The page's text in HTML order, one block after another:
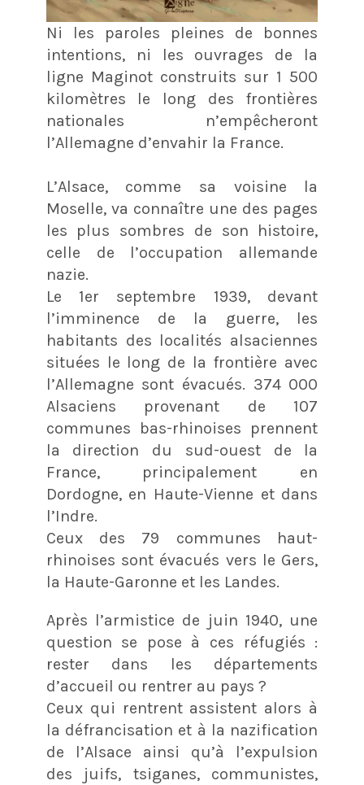
Ni les paroles pleines de bonnes
intentions, ni les ouvrages de la
ligne Maginot construits sur 1 500
kilomètres le long des frontières
nationales n’empêcheront
l’Allemagne d’envahir la France.
L’Alsace, comme sa voisine la
Moselle, va connaître une des pages
les plus sombres de son histoire,
celle de l’occupation allemande
nazie.
Le 1er septembre 1939, devant
l’imminence de la guerre, les
habitants des localités alsaciennes
situées le long de la frontière avec
l’Allemagne sont évacués. 374 000
Alsaciens provenant de 107
communes bas-rhinoises prennent
la direction du sud-ouest de la
France, principalement en
Dordogne, en Haute-Vienne et dans
l’Indre.
Ceux des 79 communes haut-
rhinoises sont évacués vers le Gers,
la Haute-Garonne et les Landes.
Après l’armistice de juin 1940, une
question se pose à ces réfugiés :
rester dans les départements
d’accueil ou rentrer au pays ?
Ceux qui rentrent assistent alors à
la défrancisation et à la nazification
de l’Alsace ainsi qu’à l’expulsion
des juifs, tsiganes, communistes,